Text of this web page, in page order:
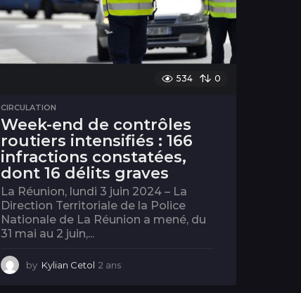
534 0
CIRCULATION
Week-end de contrôles
routiers intensifiés : 166
infractions constatées,
dont 16 délits graves
La Réunion, lundi 3 juin 2024 – La
Direction Territoriale de la Police
Nationale de La Réunion a mené, du
31 mai au 2 juin,...
by Kylian Cetol 2 ans